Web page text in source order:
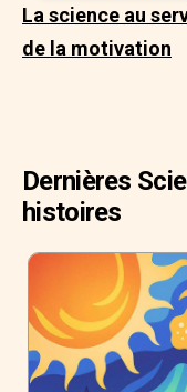
La science au
de la motivation
Dernières
histoires